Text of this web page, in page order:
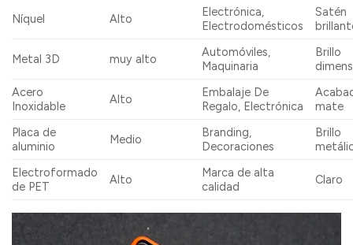
Níquel Alto
Electrónica,
Electrodomésticos
Satén
Metal 3D muy alto
Automóviles,
Maquinaria
Brillo
Acero
Inoxidable
Alto
Embalaje De
Regalo, Electrónica
mate
Placa de
aluminio
Medio
Branding,
Decoraciones
Brillo
Electroformado
de PET
Alto
Marca de alta
calidad
Claro